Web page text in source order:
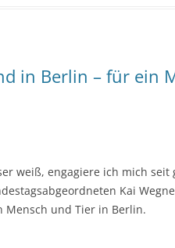
in Berlin – für ein
weiß, engagiere ich mich
Kai
Mensch und Tier in Berlin.